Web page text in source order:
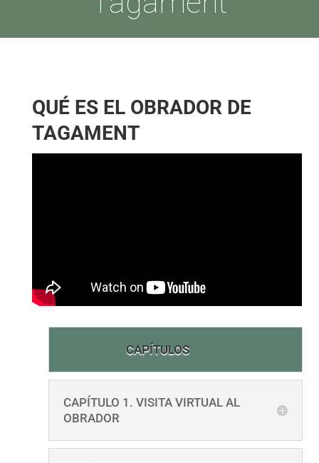
QUÉ ES EL OBRADOR DE
TAGAMENT
CAPÍTULOS
CAPÍTULO 1. VISITA VIRTUAL AL
OBRADOR